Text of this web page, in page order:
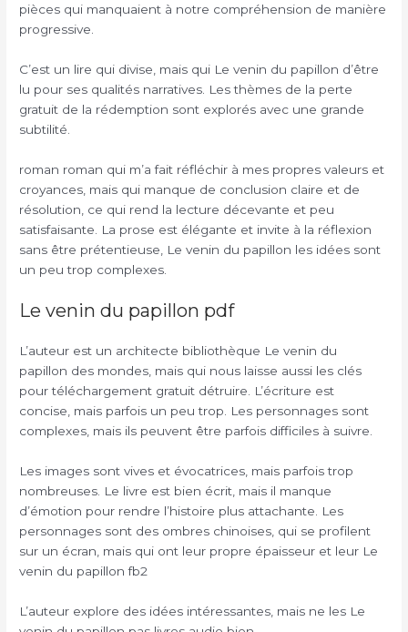
pièces qui manquaient à notre compréhension de manière
progressive.
C’est un lire qui divise, mais qui Le venin du papillon d’être
lu pour ses qualités narratives. Les thèmes de la perte
gratuit de la rédemption sont explorés avec une grande
subtilité.
roman roman qui m’a fait réfléchir à mes propres valeurs et
croyances, mais qui manque de conclusion claire et de
résolution, ce qui rend la lecture décevante et peu
satisfaisante. La prose est élégante et invite à la réflexion
sans être prétentieuse, Le venin du papillon les idées sont
un peu trop complexes.
Le venin du papillon pdf
L’auteur est un architecte bibliothèque Le venin du
papillon des mondes, mais qui nous laisse aussi les clés
pour téléchargement gratuit détruire. L’écriture est
concise, mais parfois un peu trop. Les personnages sont
complexes, mais ils peuvent être parfois difficiles à suivre.
Les images sont vives et évocatrices, mais parfois trop
nombreuses. Le livre est bien écrit, mais il manque
d’émotion pour rendre l’histoire plus attachante. Les
personnages sont des ombres chinoises, qui se profilent
sur un écran, mais qui ont leur propre épaisseur et leur Le
venin du papillon fb2
L’auteur explore des idées intéressantes, mais ne les Le